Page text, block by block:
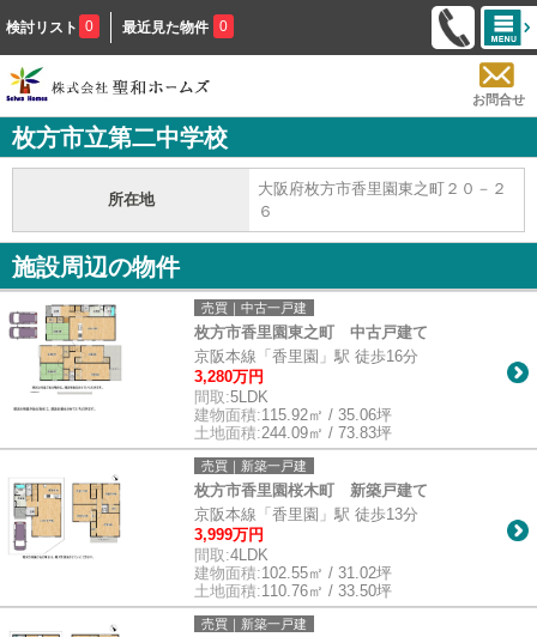
検討リスト 0 最近見た物件 0
お問合せ
枚方市立第二中学校
所在地
大阪府枚方市香里園東之町２０－２
６
施設周辺の物件
売買｜中古一戸建
枚方市香里園東之町 中古戸建て
京阪本線「香里園」駅 徒歩16分
3,280万円
間取:5LDK
建物面積:115.92㎡ / 35.06坪
土地面積:244.09㎡ / 73.83坪
売買｜新築一戸建
枚方市香里園桜木町 新築戸建て
京阪本線「香里園」駅 徒歩13分
3,999万円
間取:4LDK
建物面積:102.55㎡ / 31.02坪
土地面積:110.76㎡ / 33.50坪
売買｜新築一戸建